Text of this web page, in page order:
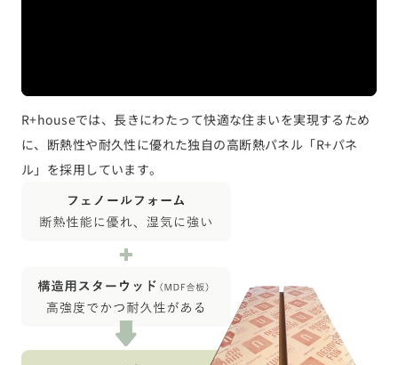
R+houseでは、長きにわたって快適な住まいを実現するため
に、断熱性や耐久性に優れた独自の高断熱パネル「R+パネ
ル」を採用しています。